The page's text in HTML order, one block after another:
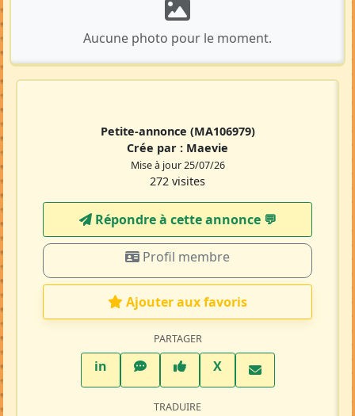
Aucune photo pour le moment.
Petite-annonce (MA106979)
Crée par : Maevie
Mise à jour 25/07/26
272 visites
Répondre à cette annonce 💬​
Profil membre
Ajouter aux favoris
PARTAGER
inLinkedInWhatsAppFacebook
XTwitter X
TRADUIRE